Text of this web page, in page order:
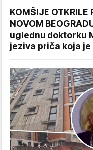
KOMŠIJE OTKRILE
NOVOM
uglednu doktorku
jeziva priča koja je